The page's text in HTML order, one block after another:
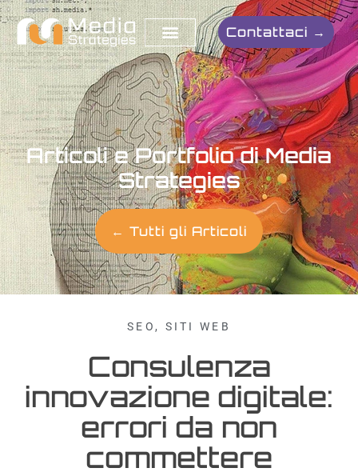
Contattaci →
Articoli e Portfolio di Media
Strategies
← Tutti gli Articoli
SEO , SITI WEB
Consulenza
innovazione digitale:
errori da non
commettere